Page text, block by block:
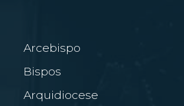
Arcebispo
Bispos
Arquidiocese